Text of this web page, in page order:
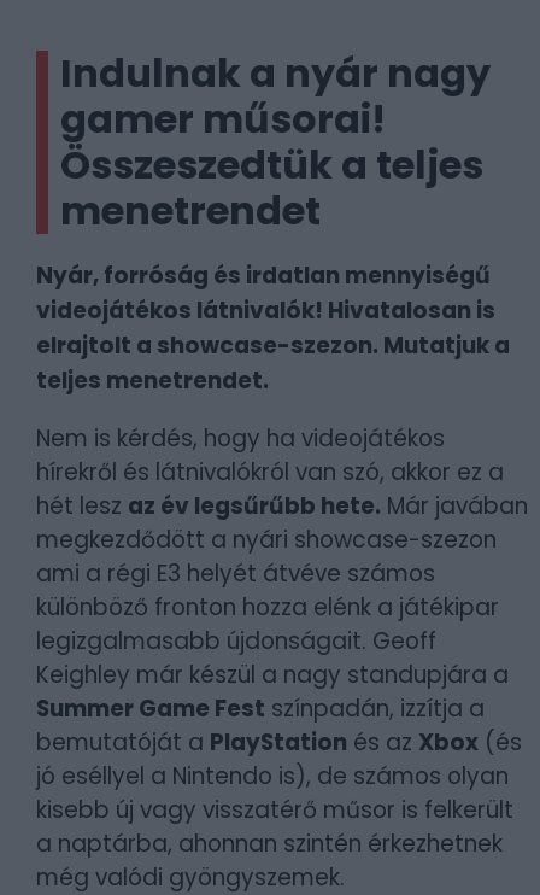
Indulnak a nyár nagy
gamer műsorai!
Összeszedtük a teljes
menetrendet
Nyár, forróság és irdatlan mennyiségű
videojátékos látnivalók! Hivatalosan is
elrajtolt a showcase-szezon. Mutatjuk a
teljes menetrendet.
Nem is kérdés, hogy ha videojátékos
hírekről és látnivalókról van szó, akkor ez a
hét lesz az év legsűrűbb hete. Már javában
megkezdődött a nyári showcase-szezon
ami a régi E3 helyét átvéve számos
különböző fronton hozza elénk a játékipar
legizgalmasabb újdonságait. Geoff
Keighley már készül a nagy standupjára a
Summer Game Fest színpadán, izzítja a
bemutatóját a PlayStation és az Xbox (és
jó eséllyel a Nintendo is), de számos olyan
kisebb új vagy visszatérő műsor is felkerült
a naptárba, ahonnan szintén érkezhetnek
még valódi gyöngyszemek.